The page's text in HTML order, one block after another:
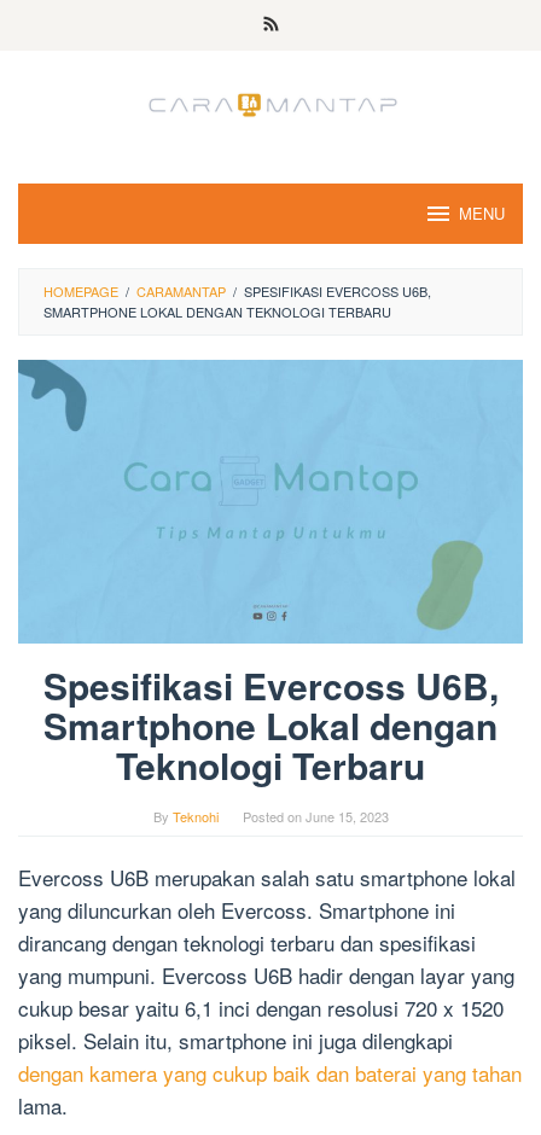
MENU
HOMEPAGE / CARAMANTAP / SPESIFIKASI EVERCOSS U6B,
SMARTPHONE LOKAL DENGAN TEKNOLOGI TERBARU
Spesifikasi Evercoss U6B,
Smartphone Lokal dengan
Teknologi Terbaru
By Teknohi Posted onJune 15, 2023
Evercoss U6B merupakan salah satu smartphone lokal
yang diluncurkan oleh Evercoss. Smartphone ini
dirancang dengan teknologi terbaru dan spesifikasi
yang mumpuni. Evercoss U6B hadir dengan layar yang
cukup besar yaitu 6,1 inci dengan resolusi 720 x 1520
piksel. Selain itu, smartphone ini juga dilengkapi
dengan kamera yang cukup baik dan baterai yang tahan
lama.